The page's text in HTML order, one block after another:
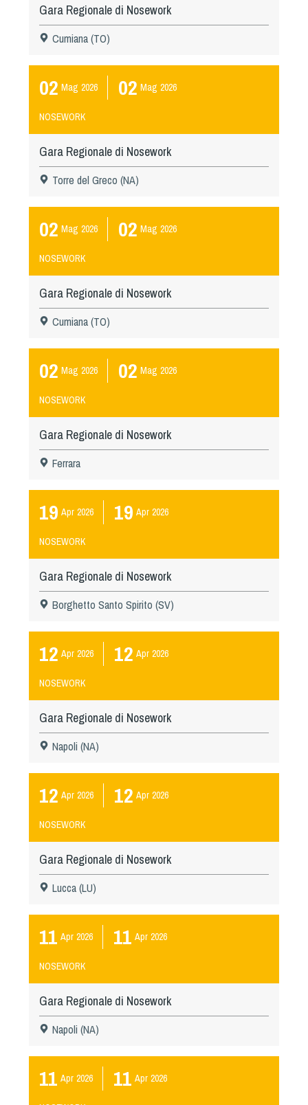
Gara Regionale di Nosework
Cumiana (TO)
02 Mag 2026 02 Mag 2026
NOSEWORK
Gara Regionale di Nosework
Torre del Greco (NA)
02 Mag 2026 02 Mag 2026
NOSEWORK
Gara Regionale di Nosework
Cumiana (TO)
02 Mag 2026 02 Mag 2026
NOSEWORK
Gara Regionale di Nosework
Ferrara
19 Apr 2026 19 Apr 2026
NOSEWORK
Gara Regionale di Nosework
Borghetto Santo Spirito (SV)
12 Apr 2026 12 Apr 2026
NOSEWORK
Gara Regionale di Nosework
Napoli (NA)
12 Apr 2026 12 Apr 2026
NOSEWORK
Gara Regionale di Nosework
Lucca (LU)
11 Apr 2026 11 Apr 2026
NOSEWORK
Gara Regionale di Nosework
Napoli (NA)
11 Apr 2026 11 Apr 2026